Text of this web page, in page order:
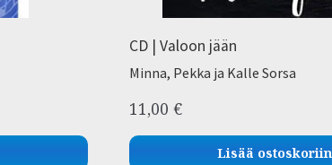
CD | Valoon jään
Minna, Pekka ja Kalle Sorsa
11,00€
Lisää ostoskoriin